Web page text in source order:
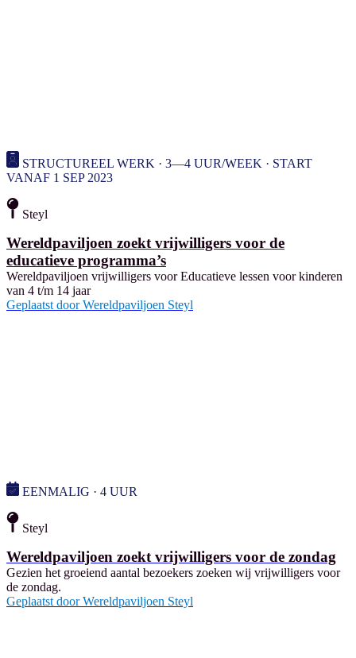
STRUCTUREEL WERK · 3—4 UUR/WEEK · START
VANAF 1 SEP 2023
Steyl
Wereldpaviljoen zoekt vrijwilligers voor de
educatieve programma’s
Wereldpaviljoen vrijwilligers voor Educatieve lessen voor kinderen
van 4 t/m 14 jaar
Geplaatst door Wereldpaviljoen Steyl
EENMALIG · 4 UUR
Steyl
Wereldpaviljoen zoekt vrijwilligers voor de zondag
Gezien het groeiend aantal bezoekers zoeken wij vrijwilligers voor
de zondag.
Geplaatst door Wereldpaviljoen Steyl